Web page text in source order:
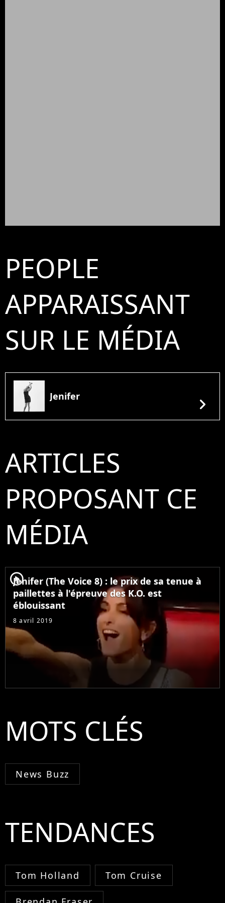
PEOPLE
APPARAISSANT
SUR LE MÉDIA
Jenifer chevron_right
ARTICLES
PROPOSANT CE
MÉDIA
player2
Jenifer (The Voice 8) : le prix de sa tenue à
paillettes à l'épreuve des K.O. est
éblouissant
8 avril 2019
MOTS CLÉS
News Buzz
TENDANCES
Tom Holland Tom Cruise